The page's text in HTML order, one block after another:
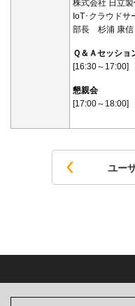
株式会社 日立
IoT･クラウドサ
部長 杉浦 康信
Ｑ＆Ａセッショ
[16:30～17:00]
懇親会
[17:00～18:00]
ユー